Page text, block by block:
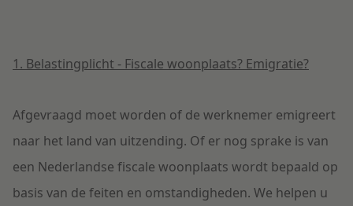
1. Belastingplicht - Fiscale woonplaats? Emigratie?
Afgevraagd moet worden of de werknemer emigreert
naar het land van uitzending. Of er nog sprake is van
een Nederlandse fiscale woonplaats wordt bepaald op
basis van de feiten en omstandigheden. We helpen u